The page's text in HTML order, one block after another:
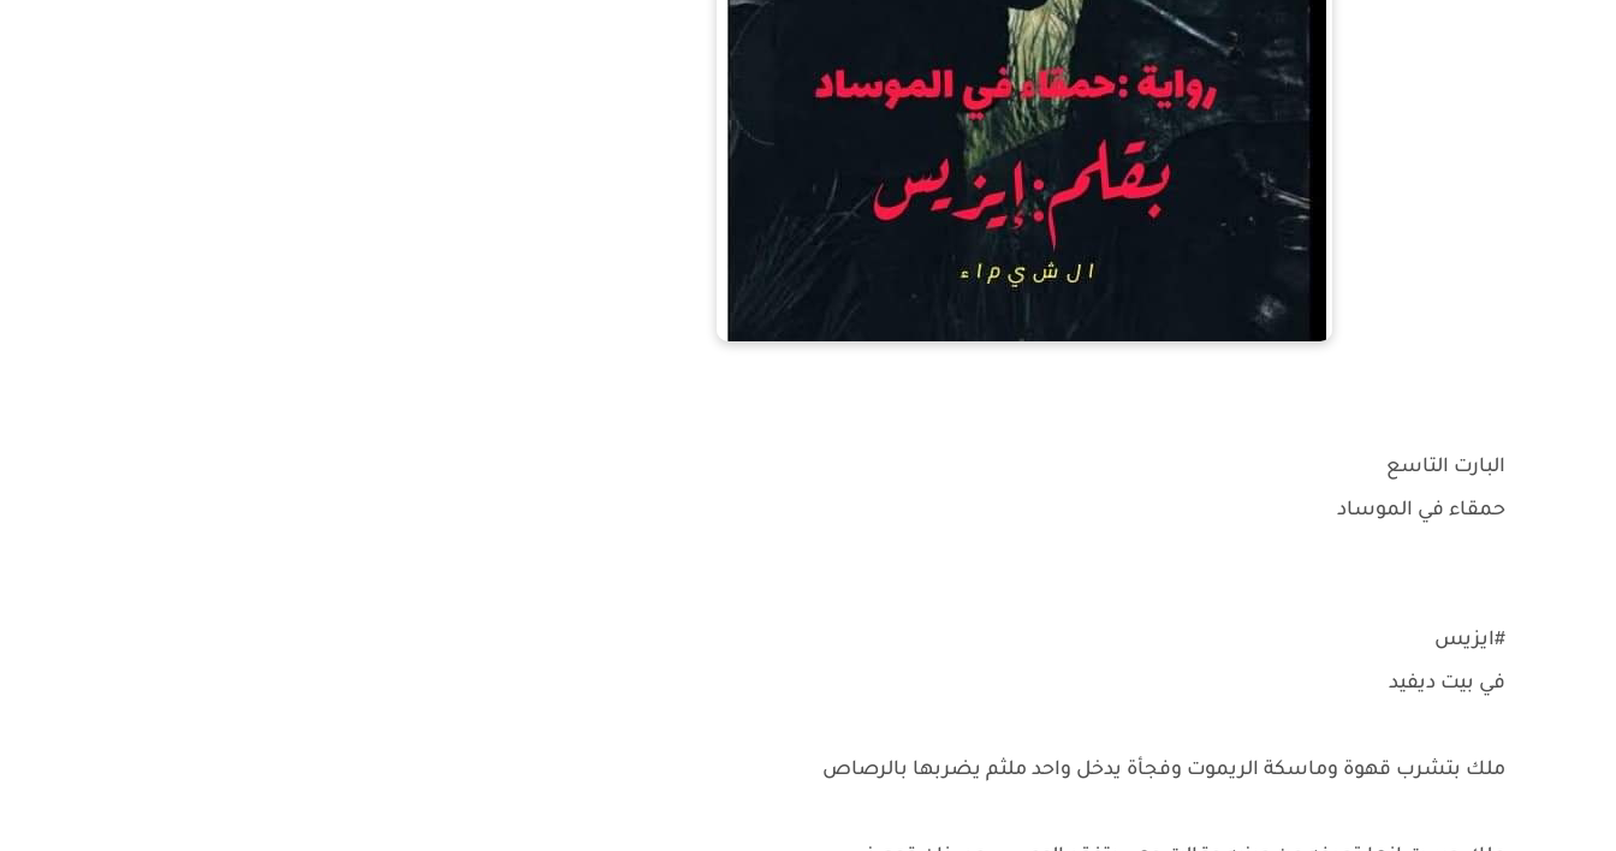
البارت التاسع
حمقاء في الموساد
#ايزيس
في بيت ديفيد
ملك بتشرب قهوة وماسكة الريموت وفجأة يدخل واحد ملثم يضربها بالرصاص